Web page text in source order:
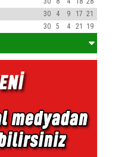
30 4 9 17 21
30 5 4 21 19